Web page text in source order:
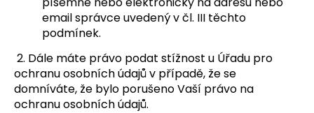
email správce uvedený v čl. III těchto
podmínek.
2. Dále máte právo podat stížnost u Úřadu pro
ochranu osobních údajů v případě, že se
domníváte, že bylo porušeno Vaší právo na
ochranu osobních údajů.